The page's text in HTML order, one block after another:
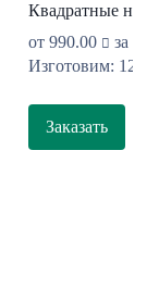
Квадратные
от 990.00
за
Изготовим: 12
Заказать